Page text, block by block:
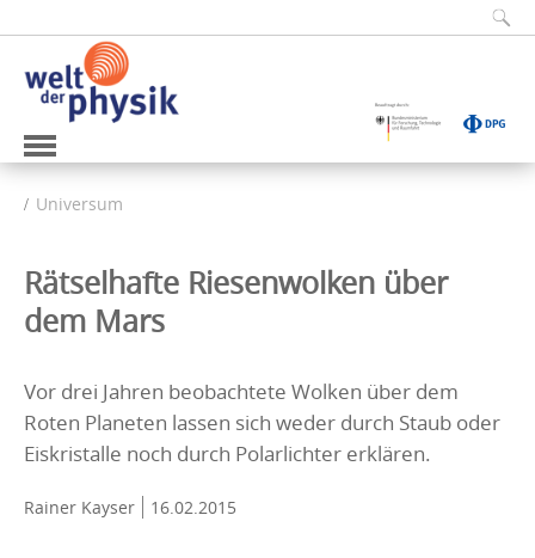
Universum
Rätselhafte Riesenwolken über
dem Mars
Vor drei Jahren beobachtete Wolken über dem
Roten Planeten lassen sich weder durch Staub oder
Eiskristalle noch durch Polarlichter erklären.
Rainer Kayser 16.02.2015